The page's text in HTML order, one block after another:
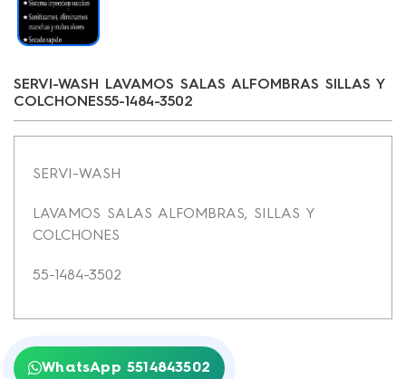
SERVI-WASH LAVAMOS SALAS ALFOMBRAS SILLAS Y
COLCHONES55-1484-3502
SERVI-WASH
LAVAMOS SALAS ALFOMBRAS, SILLAS Y
COLCHONES
55-1484-3502
WhatsApp 5514843502